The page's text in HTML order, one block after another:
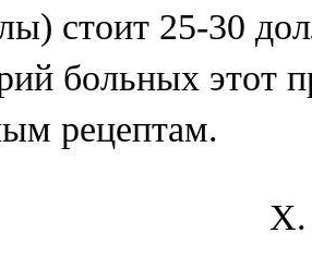
стоит 25-30
больных этот
рецептам.
X.